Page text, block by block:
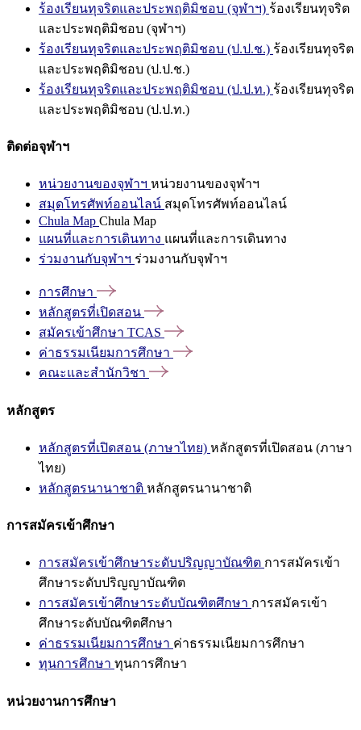
ร้องเรียนทุจริตและประพฤติมิชอบ (จุฬาฯ) ร้องเรียนทุจริต
และประพฤติมิชอบ (จุฬาฯ)
ร้องเรียนทุจริตและประพฤติมิชอบ (ป.ป.ช.) ร้องเรียนทุจริต
และประพฤติมิชอบ (ป.ป.ช.)
ร้องเรียนทุจริตและประพฤติมิชอบ (ป.ป.ท.) ร้องเรียนทุจริต
และประพฤติมิชอบ (ป.ป.ท.)
ติดต่อจุฬาฯ
หน่วยงานของจุฬาฯ หน่วยงานของจุฬาฯ
สมุดโทรศัพท์ออนไลน์ สมุดโทรศัพท์ออนไลน์
Chula Map Chula Map
แผนที่และการเดินทาง แผนที่และการเดินทาง
ร่วมงานกับจุฬาฯ ร่วมงานกับจุฬาฯ
การศึกษา
หลักสูตรที่เปิดสอน
สมัครเข้าศึกษา TCAS
ค่าธรรมเนียมการศึกษา
คณะและสำนักวิชา
หลักสูตร
หลักสูตรที่เปิดสอน (ภาษาไทย) หลักสูตรที่เปิดสอน (ภาษา
ไทย)
หลักสูตรนานาชาติ หลักสูตรนานาชาติ
การสมัครเข้าศึกษา
การสมัครเข้าศึกษาระดับปริญญาบัณฑิต การสมัครเข้า
ศึกษาระดับปริญญาบัณฑิต
การสมัครเข้าศึกษาระดับบัณฑิตศึกษา การสมัครเข้า
ศึกษาระดับบัณฑิตศึกษา
ค่าธรรมเนียมการศึกษา ค่าธรรมเนียมการศึกษา
ทุนการศึกษา ทุนการศึกษา
หน่วยงานการศึกษา